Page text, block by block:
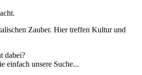
Zauber. Hier treffen Kultur und
dabei?
einfach unsere Suche...